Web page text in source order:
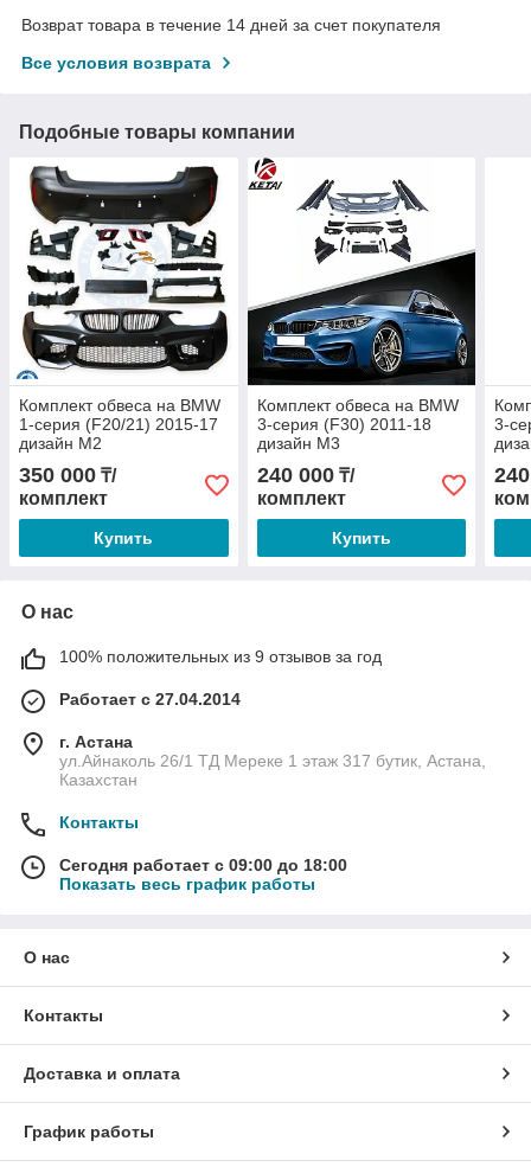
Возврат товара в течение 14 дней за счет покупателя
Все условия возврата
Подобные товары компании
Комплект обвеса на BMW
1-серия (F20/21) 2015-17
дизайн M2
350 000 ₸/
комплект
Купить
Комплект обвеса на BMW
3-серия (F30) 2011-18
дизайн M3
240 000₸/
комплект
Купить
3-
О нас
100% положительных из 9 отзывов за год
Работает с 27.04.2014
г. Астана
ул.Айнаколь 26/1 ТД Мереке 1 этаж 317 бутик, Астана,
Казахстан
Контакты
Сегодня работает с 09:00 до 18:00
Показать весь график работы
О нас
Контакты
Доставка и оплата
График работы